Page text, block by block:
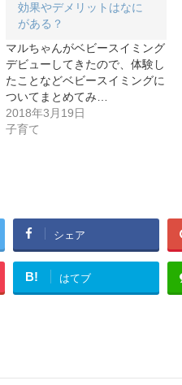
効果やデメリットはなに
がある？
マルちゃんがベビースイミング
デビューしてきたので、体験し
たことなどベビースイミングに
ついてまとめてみ…
2018年3月19日
子育て
シェア
B! はてブ